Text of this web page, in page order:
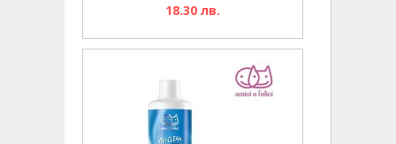
18.30 лв.